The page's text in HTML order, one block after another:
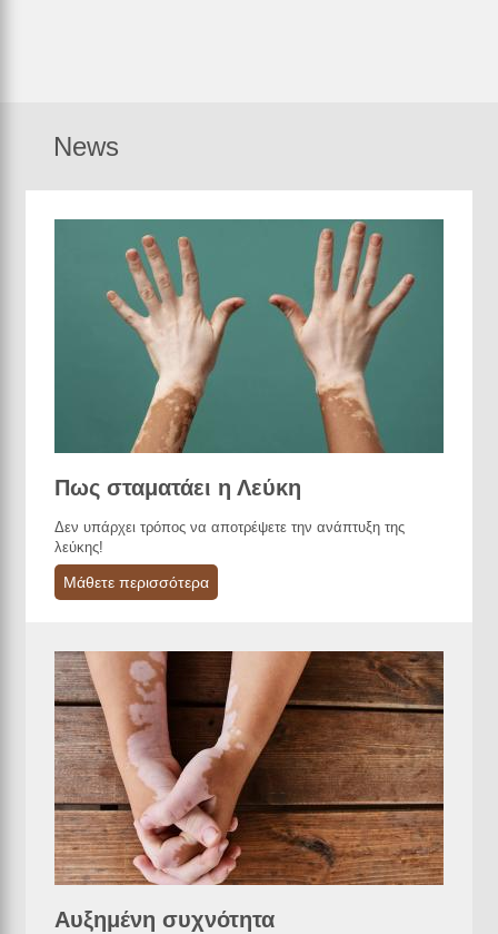
News
Πως σταματάει η Λεύκη
Δεν υπάρχει τρόπος να αποτρέψετε την ανάπτυξη της
λεύκης!
Μάθετε περισσότερα
Αυξημένη συχνότητα